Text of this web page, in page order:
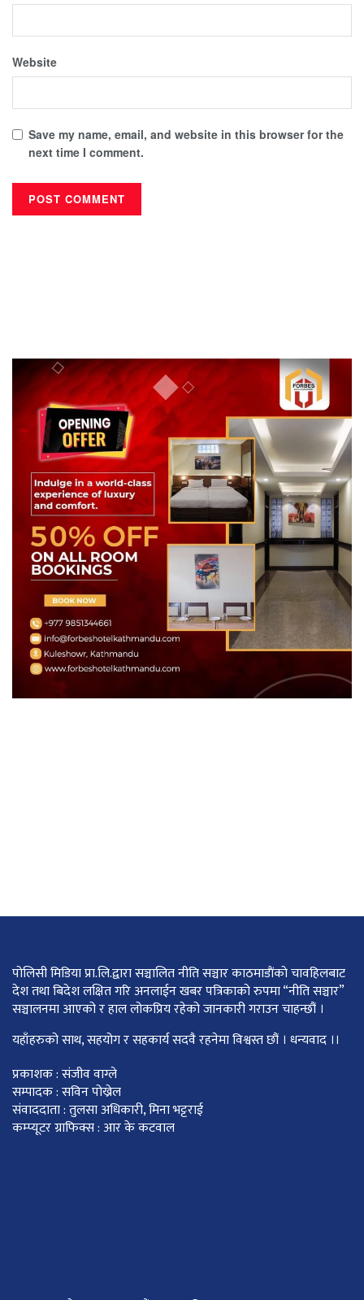
Website
Save my name, email, and website in this browser for the
next time I comment.
पोलिसी मिडिया प्रा.लि.द्वारा सञ्चालित नीति सञ्चार काठमाडाैंकाे चावहिलबाट
देश तथा बिदेश लक्षित गरि अनलाईन खबर पत्रिकाको रुपमा “नीति सञ्चार”
सञ्चालनमा आएको र हाल लोकप्रिय रहेको जानकारी गराउन चाहन्छौं ।
यहाँहरुको साथ, सहयोग र सहकार्य सदवै रहनेमा विश्वस्त छौं । धन्यवाद ।।
प्रकाशक : संजीव वाग्ले
सम्पादक : सविन पोख्रेल
संवाददाता : तुलसा अधिकारी, मिना भट्टराई
कम्प्यूटर ग्राफिक्स : आर के कटवाल